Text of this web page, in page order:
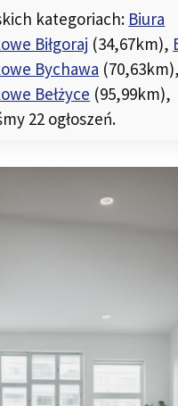
kategoriach: Biura
Biłgoraj (34,67km),
Bychawa (70,63km),
Bełżyce (95,99km),
22 ogłoszeń.